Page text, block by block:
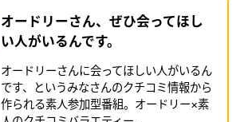
オードリーさん、ぜひ会ってほし
い人がいるんです。
オードリーさんに会ってほしい人がいるん
です、というみなさんのクチコミ情報から
作られる素人参加型番組。オードリー×素